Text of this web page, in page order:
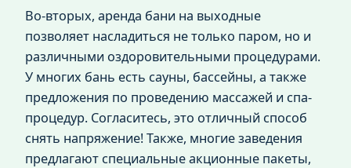
Во-вторых, аренда бани на выходные
позволяет насладиться не только паром, но и
различными оздоровительными процедурами.
У многих бань есть сауны, бассейны, а также
предложения по проведению массажей и спа-
процедур. Согласитесь, это отличный способ
снять напряжение! Также, многие заведения
предлагают специальные акционные пакеты,